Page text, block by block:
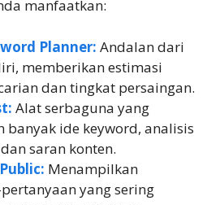
manfaatkan:
Planner: Andalan dari
memberikan estimasi
dan tingkat persaingan.
Alat serbaguna yang
banyak ide keyword, analisis
saran konten.
Menampilkan
yang sering